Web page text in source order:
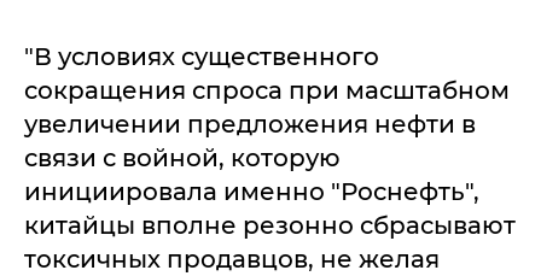
"В условиях существенного
сокращения спроса при масштабном
увеличении предложения нефти в
связи с войной, которую
инициировала именно "Роснефть",
китайцы вполне резонно сбрасывают
токсичных продавцов, не желая